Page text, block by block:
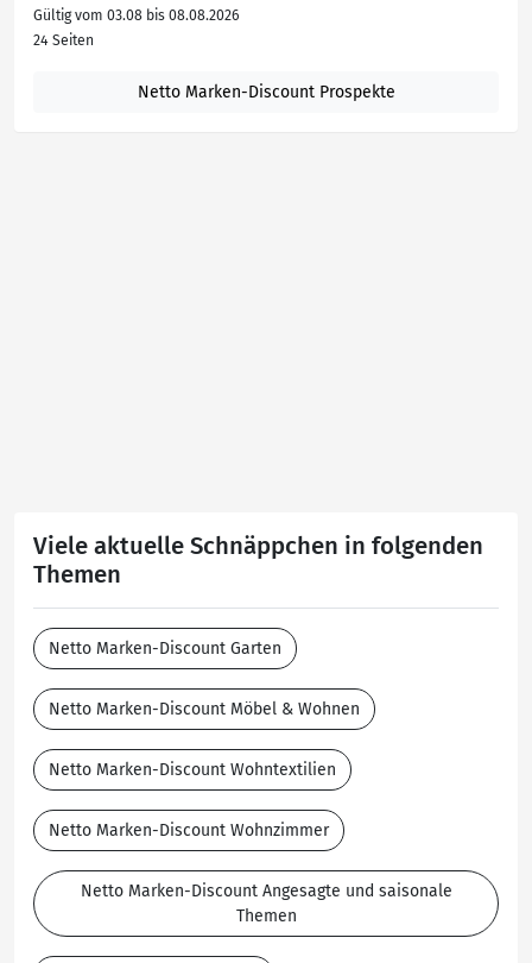
Gültig vom 03.08 bis 08.08.2026
24 Seiten
Netto Marken-Discount Prospekte
Viele aktuelle Schnäppchen in folgenden
Themen
Netto Marken-Discount Garten
Netto Marken-Discount Möbel & Wohnen
Netto Marken-Discount Wohntextilien
Netto Marken-Discount Wohnzimmer
Netto Marken-Discount Angesagte und saisonale
Themen